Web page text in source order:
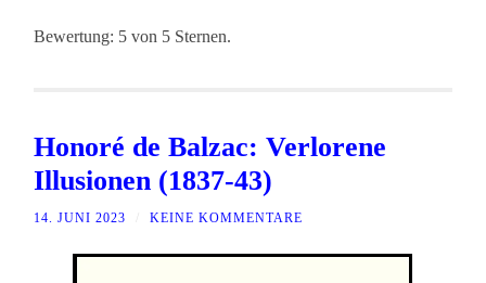
Bewertung: 5 von 5 Sternen.
Honoré de Balzac: Verlorene
Illusionen (1837-43)
14. JUNI 2023 KEINE KOMMENTARE